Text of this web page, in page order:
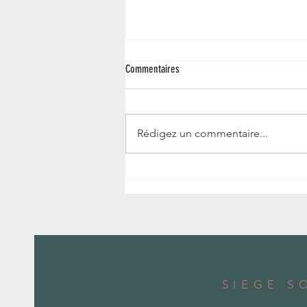
Commentaires
Rédigez un commentaire...
SIEGE